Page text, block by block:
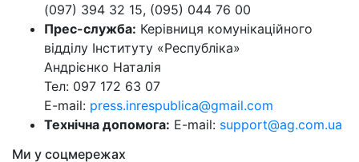
(097) 394 32 15, (095) 044 76 00
Прес-служба: Керівниця комунікаційного
відділу Інституту «Республіка»
Андрієнко Наталія
Тел: 097 172 63 07
E-mail: press.inrespublica@gmail.com
Технічна допомога: E-mail: support@ag.com.ua
Ми у соцмережах